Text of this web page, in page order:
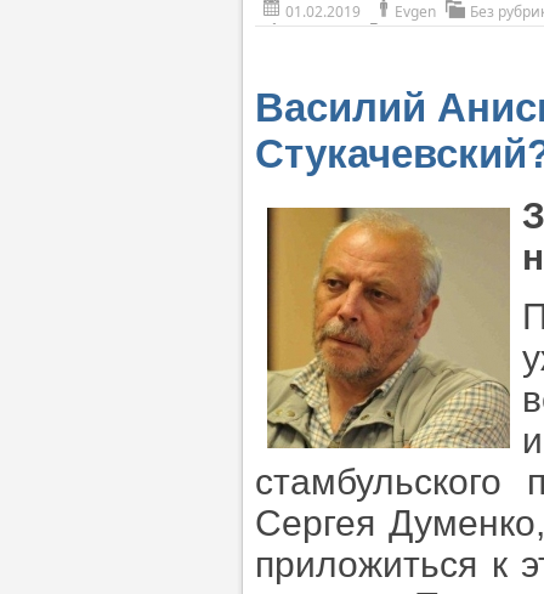
01.02.2019 Evgen Без
Василий
Сергея
приложиться к